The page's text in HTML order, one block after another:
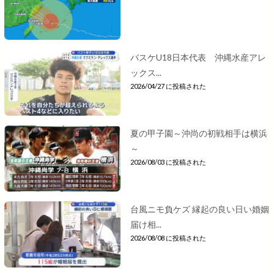
バスケU18日本代表 沖縄水産アレ
ックス...
2026/04/27 に投稿された
夏の甲子園～沖尚の初戦相手は横浜
～
2026/08/03 に投稿された
台風ニモ負ケズ 縁起の良い日い婚姻
届け相...
2026/08/08 に投稿された